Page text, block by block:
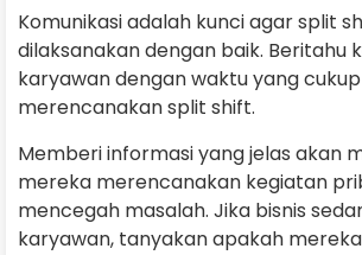
Komunikasi adalah kunci agar split
dilaksanakan dengan baik. Beritahu
karyawan dengan waktu yang
merencanakan split shift.
Memberi informasi yang jelas akan
mereka merencanakan kegiatan
mencegah masalah. Jika bisnis
karyawan, tanyakan apakah